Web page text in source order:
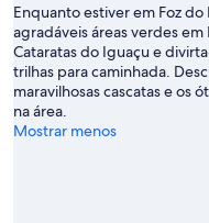
Enquanto estiver em Foz
agradáveis áreas verdes em
Cataratas do Iguaçu e
trilhas para caminhada.
maravilhosas cascatas e os
na área.
Mostrar menos